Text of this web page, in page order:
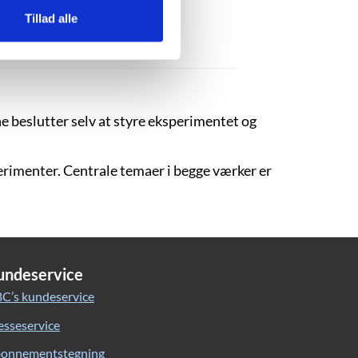
Tillad alle
dominere.”
tiden gå”, s. 156.
beslutter selv at styre eksperimentet og
Centrale temaer i begge værker er
kundeservice